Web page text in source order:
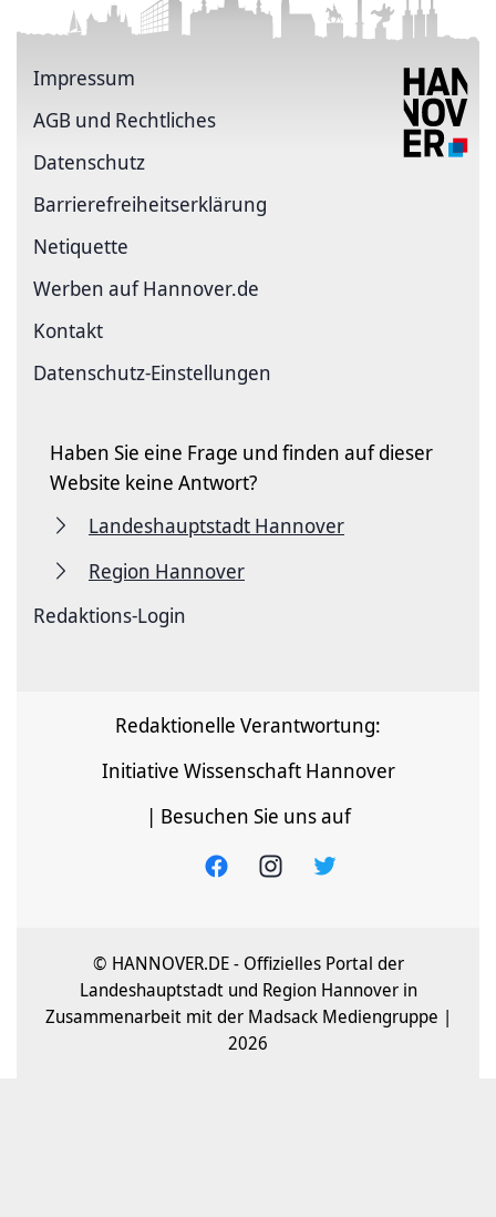
Impressum
AGB und Rechtliches
Datenschutz
Barriere­freiheits­erklärung
Netiquette
Werben auf Hannover.de
Kontakt
Datenschutz-Einstellungen
Haben Sie eine Frage und finden auf dieser
Website keine Antwort?
Landeshauptstadt Hannover
Region Hannover
Redaktions-Login
Redaktionelle Verantwortung:
Initiative Wissenschaft Hannover
| Besuchen Sie uns auf
© HANNOVER.DE - Offizielles Portal der
Landeshauptstadt und Region Hannover in
Zusammenarbeit mit der Madsack Mediengruppe |
2026